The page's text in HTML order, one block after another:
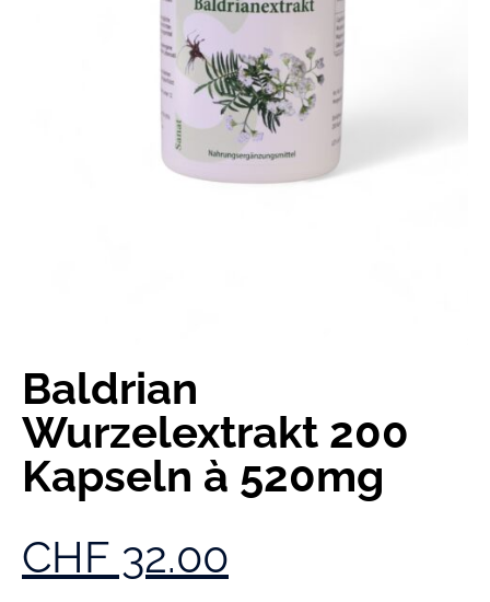
Baldrian
Wurzelextrakt 200
Kapseln à 520mg
CHF 32.00